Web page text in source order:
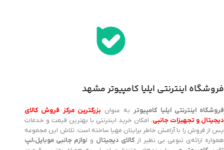
فروشگاه اینترنتی ایلیا کامپیوتر مشهد
فروشگاه اینترنتی ایلیا کامپیوتر به عنوان بزرگترین مرکز فروش کالای
دیجیتال و تجهیزات جانبی، امکان خرید اینترنتی با بهترین قیمت و خدمات
پس از فروش را با آرامش خاطر برایتان مهیا ساخته است. تلاش این مجموعه
همواره ارائه‌ی تنوعی بی نظیر ازکالای دیجیتال و لوازم جانبی موبایل،لپ